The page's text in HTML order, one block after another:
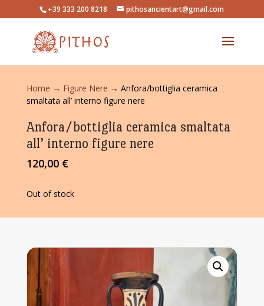
+39 333 200 8218 pithosancientart@gmail.com
Home → Figure Nere → Anfora/bottiglia ceramica
smaltata all’ interno figure nere
Anfora/bottiglia ceramica smaltata
all’ interno figure nere
120,00 €
Out of stock